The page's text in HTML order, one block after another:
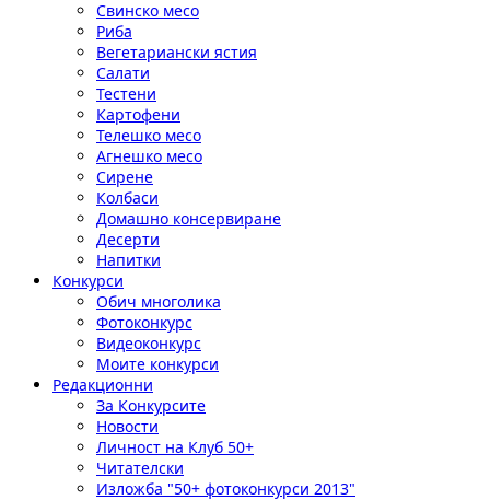
Свинско месо
Риба
Вегетариански ястия
Салати
Тестени
Картофени
Телешко месо
Агнешко месо
Сирене
Колбаси
Домашно консервиране
Десерти
Напитки
Конкурси
Обич многолика
Фотоконкурс
Видеоконкурс
Моите конкурси
Редакционни
За Конкурсите
Новости
Личност на Клуб 50+
Читателски
Изложба "50+ фотоконкурси 2013"